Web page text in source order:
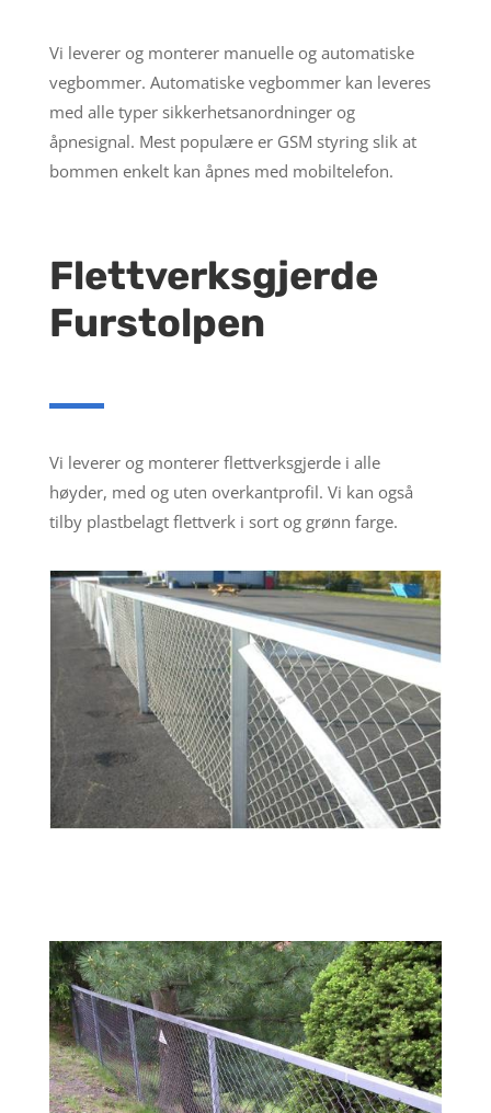
Vi leverer og monterer manuelle og automatiske
vegbommer. Automatiske vegbommer kan leveres
med alle typer sikkerhetsanordninger og
åpnesignal. Mest populære er GSM styring slik at
bommen enkelt kan åpnes med mobiltelefon.
Flettverksgjerde
Furstolpen
Vi leverer og monterer flettverksgjerde i alle
høyder, med og uten overkantprofil. Vi kan også
tilby plastbelagt flettverk i sort og grønn farge.